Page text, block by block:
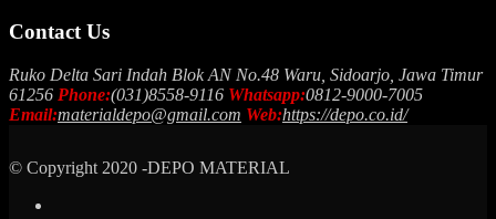
Contact Us
Ruko Delta Sari Indah Blok AN No.48 Waru, Sidoarjo, Jawa Timur
61256 Phone:(031)8558-9116 Whatsapp:0812-9000-7005
Email:materialdepo@gmail.com Web:https://depo.co.id/
© Copyright 2020 -DEPO MATERIAL